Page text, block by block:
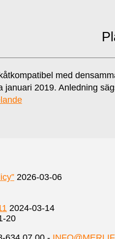
med
januari 2019. Anledning
2026-03-06
2024-03-14
20